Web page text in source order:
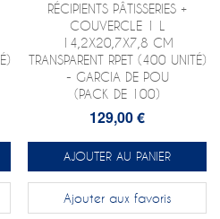
RÉCIPIENTS PÂTISSERIES +
COUVERCLE 1 L
14,2X20,7X7,8 CM
TRANSPARENT RPET (400 UNITÉ)
- GARCIA DE POU
(PACK DE 100)
129,00 €
AJOUTER AU PANIER
Ajouter aux favoris